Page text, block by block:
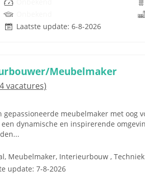
Laatste update: 6-8-2026
Meubelmaker
vacatures)
gepassioneerde meubelmaker met oog
dynamische en inspirerende
Meubelmaker, Interieurbouw , Techniek
update: 7-8-2026